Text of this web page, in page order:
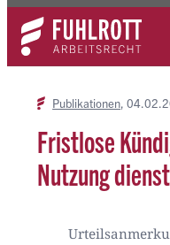
Zum
Inhalt
springen
Kontakt
Publikationen
Fristlose
Nutzung